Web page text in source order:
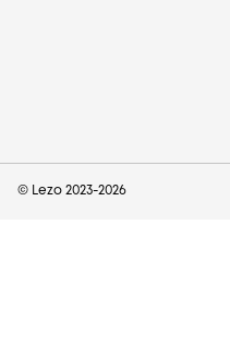
© Lezo 2023-2026